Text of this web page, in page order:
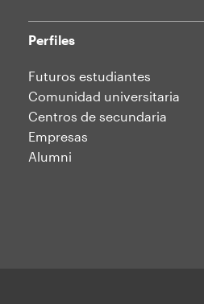
Perfiles
Futuros estudiantes
Comunidad universitaria
Centros de secundaria
Empresas
Alumni